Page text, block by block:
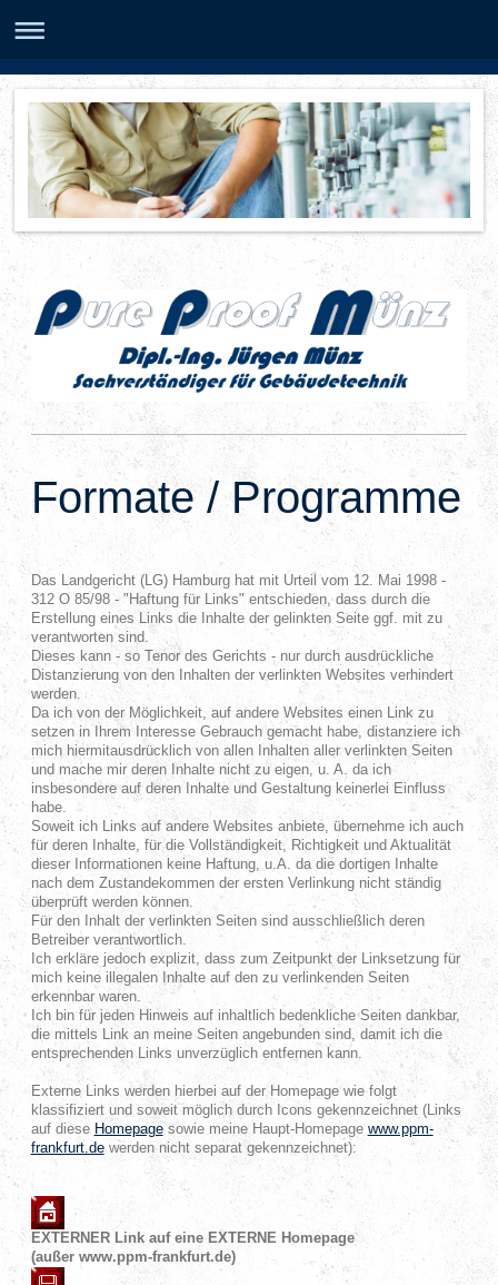
Formate / Programme
Das Landgericht (LG) Hamburg hat mit Urteil vom 12. Mai 1998 -
312 O 85/98 - "Haftung für Links" entschieden, dass durch die
Erstellung eines Links die Inhalte der gelinkten Seite ggf. mit zu
verantworten sind.
Dieses kann - so Tenor des Gerichts - nur durch ausdrückliche
Distanzierung von den Inhalten der verlinkten Websites verhindert
werden.
Da ich von der Möglichkeit, auf andere Websites einen Link zu
setzen in Ihrem Interesse Gebrauch gemacht habe, distanziere ich
mich hiermitausdrücklich von allen Inhalten aller verlinkten Seiten
und mache mir deren Inhalte nicht zu eigen, u. A. da ich
insbesondere auf deren Inhalte und Gestaltung keinerlei Einfluss
habe.
Soweit ich Links auf andere Websites anbiete, übernehme ich auch
für deren Inhalte, für die Vollständigkeit, Richtigkeit und Aktualität
dieser Informationen keine Haftung, u.A. da die dortigen Inhalte
nach dem Zustandekommen der ersten Verlinkung nicht ständig
überprüft werden können.
Für den Inhalt der verlinkten Seiten sind ausschließlich deren
Betreiber verantwortlich.
Ich erkläre jedoch explizit, dass zum Zeitpunkt der Linksetzung für
mich keine illegalen Inhalte auf den zu verlinkenden Seiten
erkennbar waren.
Ich bin für jeden Hinweis auf inhaltlich bedenkliche Seiten dankbar,
die mittels Link an meine Seiten angebunden sind, damit ich die
entsprechenden Links unverzüglich entfernen kann.
Externe Links werden hierbei auf der Homepage wie folgt
klassifiziert und soweit möglich durch Icons gekennzeichnet (Links
auf diese Homepagesowie meine Haupt-Homepage www.ppm-
frankfurt.dewerden nicht separat gekennzeichnet):
EXTERNER Link auf eine EXTERNE Homepage
(außer www.ppm-frankfurt.de)